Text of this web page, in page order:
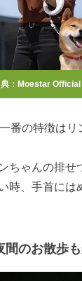
： Moestar Official
番の特徴は
ちゃんの排せ
時、手首には
間のお散歩